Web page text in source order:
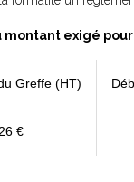
montant exigé
Greffe (HT)
€